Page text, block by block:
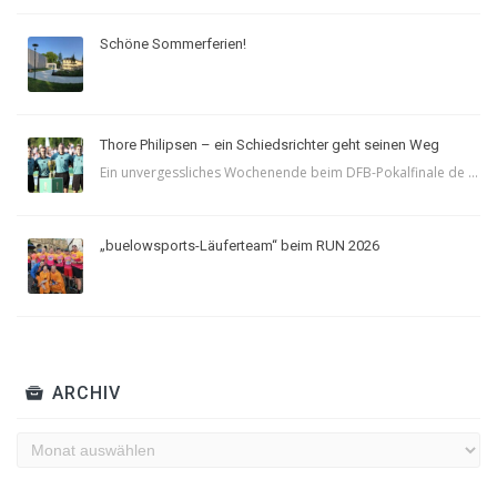
Schöne Sommerferien!
Thore Philipsen – ein Schiedsrichter geht seinen Weg
Ein unvergessliches Wochenende beim DFB-Pokalfinale de ...
„buelowsports-Läuferteam“ beim RUN 2026
ARCHIV
Archiv